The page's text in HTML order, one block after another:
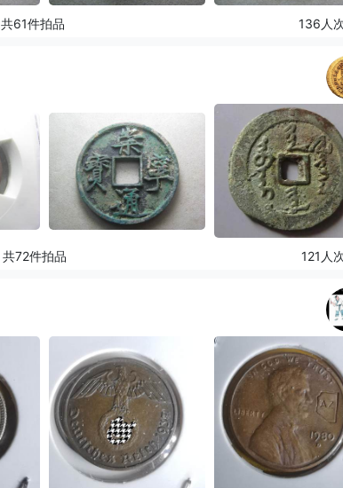
共61件拍品 136人
共72件拍品 121人